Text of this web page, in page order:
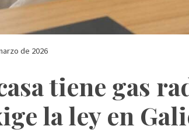
de 2026
tiene gas
la ley en